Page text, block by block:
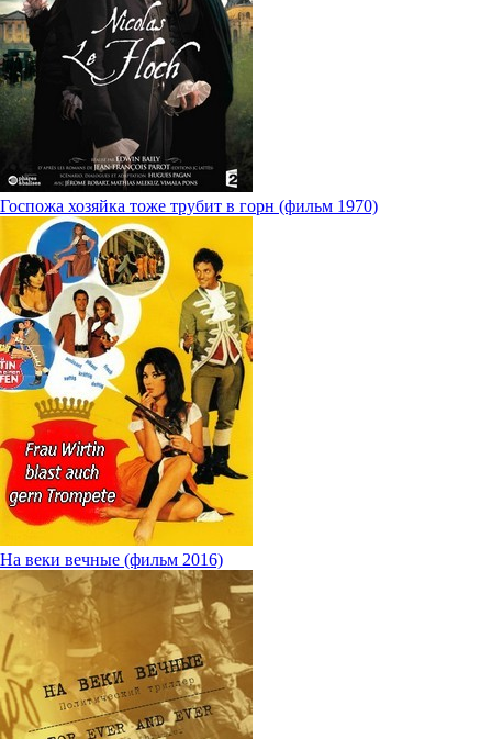
Госпожа хозяйка тоже трубит в горн (фильм 1970)
На веки вечные (фильм 2016)